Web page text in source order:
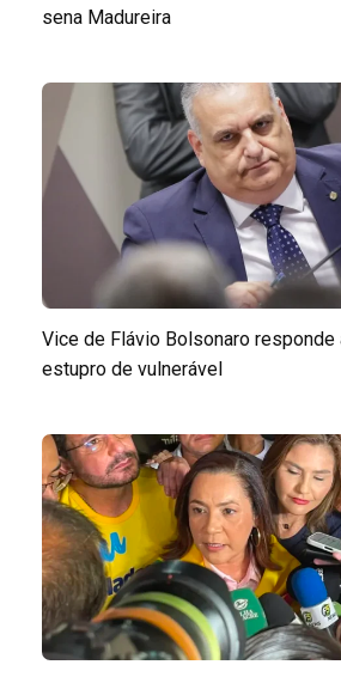
sena Madureira
Vice de Flávio Bolsonaro responde
estupro de vulnerável